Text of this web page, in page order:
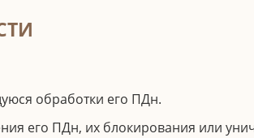
обработки его ПДн.
его ПДн, их блокирования или